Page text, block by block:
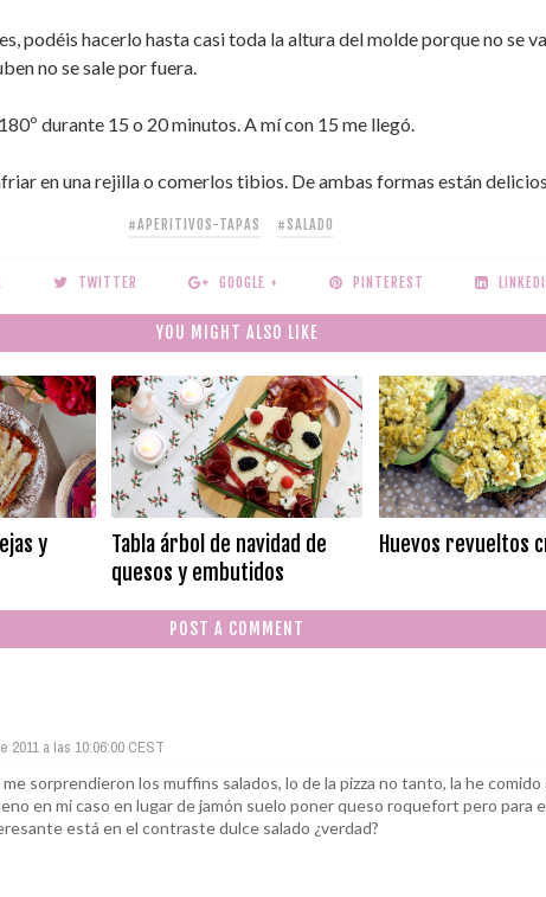
podéis hacerlo hasta casi toda la altura del molde porque no se
no se sale por fuera.
durante 15 o 20 minutos. A mí con 15 me llegó.
en una rejilla o comerlos tibios. De ambas formas están
#APERITIVOS-TAPAS #SALADO
TWITTER GOOGLE + PINTEREST
YOU MIGHT ALSO LIKE
y
Tabla árbol de navidad de
quesos y embutidos
Huevos revueltos
POST A COMMENT
2011 a las 10:06:00 CEST
sorprendieron los muffins salados, lo de la pizza no tanto, la he comido
en mi caso en lugar de jamón suelo poner queso roquefort pero para
está en el contraste dulce salado ¿verdad?